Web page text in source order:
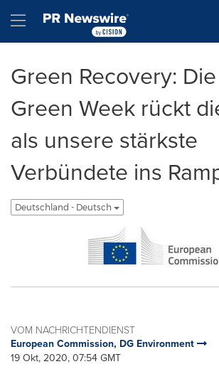
Hamburger menu
Green Recovery:
Green Week rückt
als unsere stärkste
Verbündete ins
Deutschland - Deutsch
VOM NACHRICHTENDIENST
European Commission, DG Environment
19 Okt, 2020, 07:54 GMT